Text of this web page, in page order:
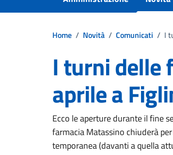
Home / Novità / Comunicati / I
I turni delle
aprile a
Dettagli della
Ecco le aperture durante il fine
farmacia Matassino chiuderà
temporanea (davanti a quella